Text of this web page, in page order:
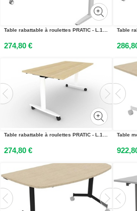
Table rabattable à roulettes PRATIC - L.140 x P.80 cm - Plateau Chêne - Pieds Aluminium
274,80 €
Table rabattable à roulettes PRATIC - L.140 x P.80 cm - Plateau Chêne - Pieds Blanc
274,80 €